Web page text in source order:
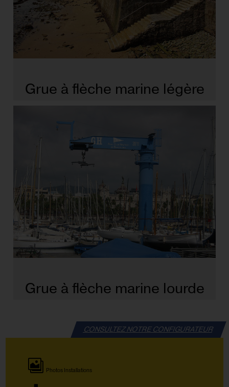
Grue à flèche marine légère
Grue à flèche marine lourde
CONSULTEZ NOTRE CONFIGURATEUR
Photos Installations